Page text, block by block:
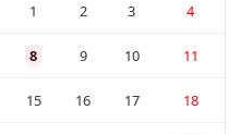
1 2 3 4
8 9 10 11
15 16 17 18